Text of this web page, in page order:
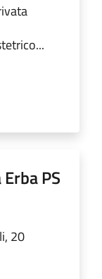
PS
20